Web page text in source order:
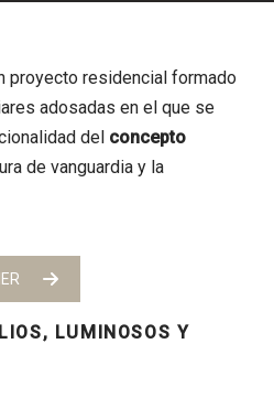
proyecto residencial formado
adosadas en el que se
del concepto
de vanguardia y la
LUMINOSOS Y